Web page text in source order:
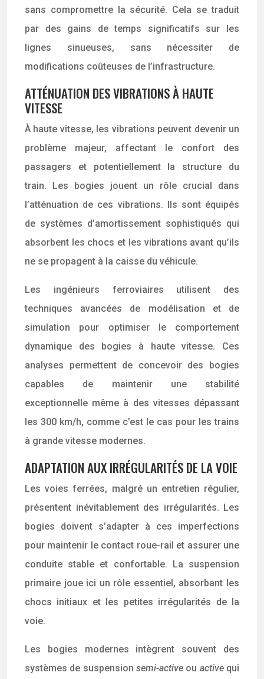
sans compromettre la sécurité. Cela se traduit
par des gains de temps significatifs sur les
lignes sinueuses, sans nécessiter de
modifications coûteuses de l’infrastructure.
ATTÉNUATION DES VIBRATIONS À HAUTE
VITESSE
À haute vitesse, les vibrations peuvent devenir un
problème majeur, affectant le confort des
passagers et potentiellement la structure du
train. Les bogies jouent un rôle crucial dans
l’atténuation de ces vibrations. Ils sont équipés
de systèmes d’amortissement sophistiqués qui
absorbent les chocs et les vibrations avant qu’ils
ne se propagent à la caisse du véhicule.
Les ingénieurs ferroviaires utilisent des
techniques avancées de modélisation et de
simulation pour optimiser le comportement
dynamique des bogies à haute vitesse. Ces
analyses permettent de concevoir des bogies
capables de maintenir une stabilité
exceptionnelle même à des vitesses dépassant
les 300 km/h, comme c’est le cas pour les trains
à grande vitesse modernes.
ADAPTATION AUX IRRÉGULARITÉS DE LA VOIE
Les voies ferrées, malgré un entretien régulier,
présentent inévitablement des irrégularités. Les
bogies doivent s’adapter à ces imperfections
pour maintenir le contact roue-rail et assurer une
conduite stable et confortable. La suspension
primaire joue ici un rôle essentiel, absorbant les
chocs initiaux et les petites irrégularités de la
voie.
Les bogies modernes intègrent souvent des
systèmes de suspension semi-active ou active qui